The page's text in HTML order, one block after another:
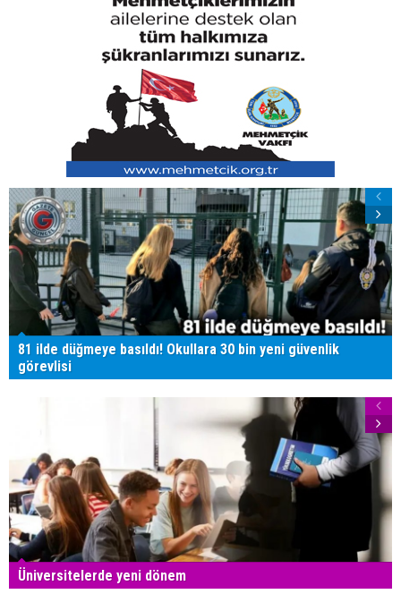
81 ilde düğmeye basıldı! Okullara 30 bin yeni güvenlik
görevlisi
Üniversitelerde yeni dönem